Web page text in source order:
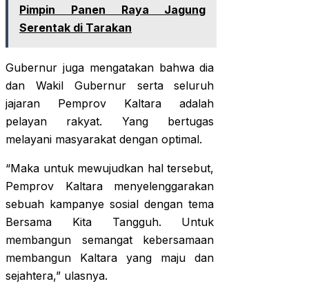
Pimpin Panen Raya Jagung
Serentak di Tarakan
Gubernur juga mengatakan bahwa dia
dan Wakil Gubernur serta seluruh
jajaran Pemprov Kaltara adalah
pelayan rakyat. Yang bertugas
melayani masyarakat dengan optimal.
“Maka untuk mewujudkan hal tersebut,
Pemprov Kaltara menyelenggarakan
sebuah kampanye sosial dengan tema
Bersama Kita Tangguh. Untuk
membangun semangat kebersamaan
membangun Kaltara yang maju dan
sejahtera,” ulasnya.